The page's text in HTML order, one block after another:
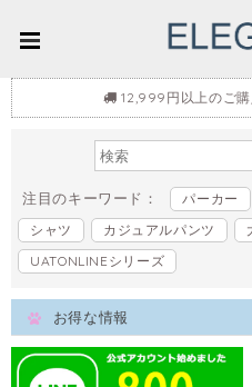
12,999円以上のご
注目のキーワード： パーカー
シャツ
カジュアルパンツ
UATONLINEシリーズ
お得な情報